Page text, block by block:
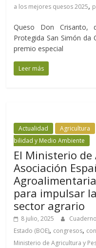
a los mejores quesos 2025,
Queso Don Crisanto,
Protegida San Simón da
premio especial
Leer más
Actualidad Agricultura
bilidad y Medio Ambiente
El Ministerio
Asociación
para impulsar
sector agrario
8 julio, 2025
Estado (BOE), congresos,
Ministerio de Agricultura y